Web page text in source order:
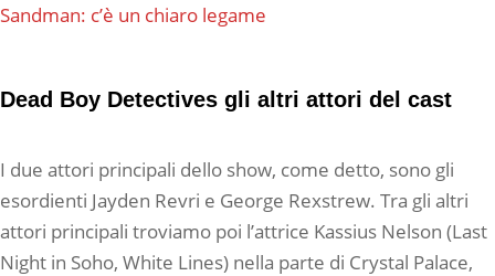
Sandman: c’è un chiaro legame
Dead Boy Detectives gli altri attori del cast
I due attori principali dello show, come detto, sono gli
esordienti Jayden Revri e George Rexstrew. Tra gli altri
attori principali troviamo poi l’attrice Kassius Nelson (Last
Night in Soho, White Lines) nella parte di Crystal Palace,